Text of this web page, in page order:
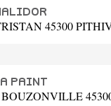
45300
PAINT
BOUZONVILLE